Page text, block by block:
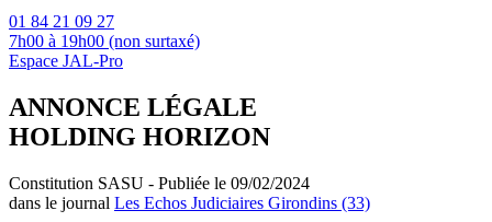
01 84 21 09 27
7h00 à 19h00 (non surtaxé)
Espace JAL-Pro
ANNONCE LÉGALE
HOLDING HORIZON
Constitution SASU - Publiée le 09/02/2024
dans le journal Les Echos Judiciaires Girondins (33)